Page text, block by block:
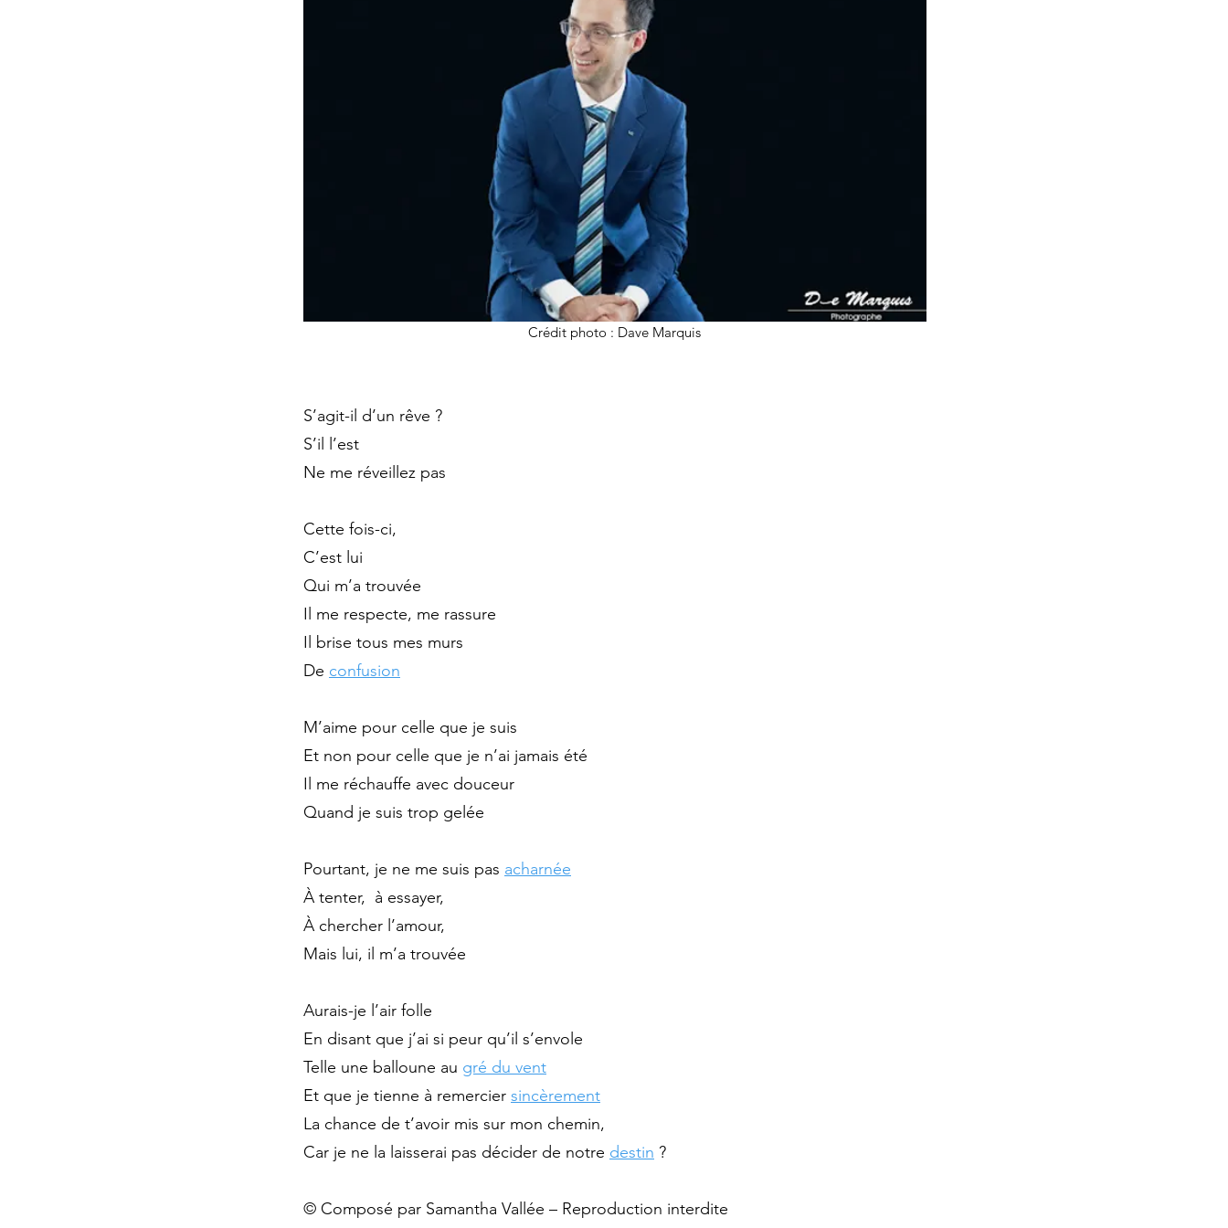
Crédit photo : Dave Marquis
S’agit-il d’un rêve ?
S’il l’est
Ne me réveillez pas
Cette fois-ci,
C’est lui
Qui m’a trouvée
Il me respecte, me rassure
Il brise tous mes murs
De confusion
M’aime pour celle que je suis
Et non pour celle que je n’ai jamais été
Il me réchauffe avec douceur
Quand je suis trop gelée
Pourtant, je ne me suis pas acharnée
À tenter, à essayer,
À chercher l’amour,
Mais lui, il m’a trouvée
Aurais-je l’air folle
En disant que j’ai si peur qu’il s’envole
Telle une balloune au gré du vent
Et que je tienne à remercier sincèrement
La chance de t’avoir mis sur mon chemin,
Car je ne la laisserai pas décider de notre destin ?
© Composé par Samantha Vallée – Reproduction interdite